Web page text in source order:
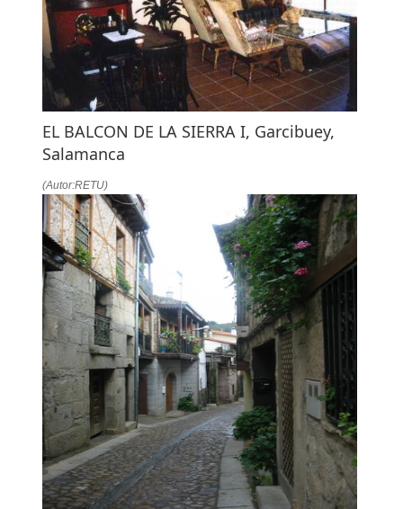
EL BALCON DE LA SIERRA I, Garcibuey,
Salamanca
(Autor:RETU)